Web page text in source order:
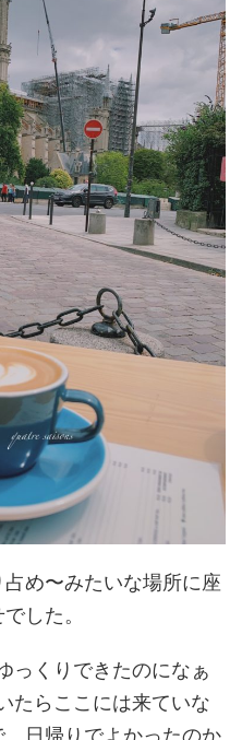
め〜みたいな場所に座
した。
っくりできたのになぁ
たらここには来ていな
日帰りでよかったのか